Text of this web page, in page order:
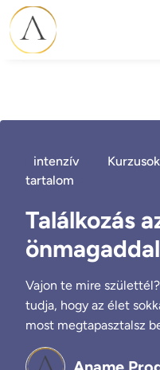
intenzív
tartalom
Találkozás
önmagaddal
Vajon te mire
tudja, hogy az élet
most megtapasztalsz